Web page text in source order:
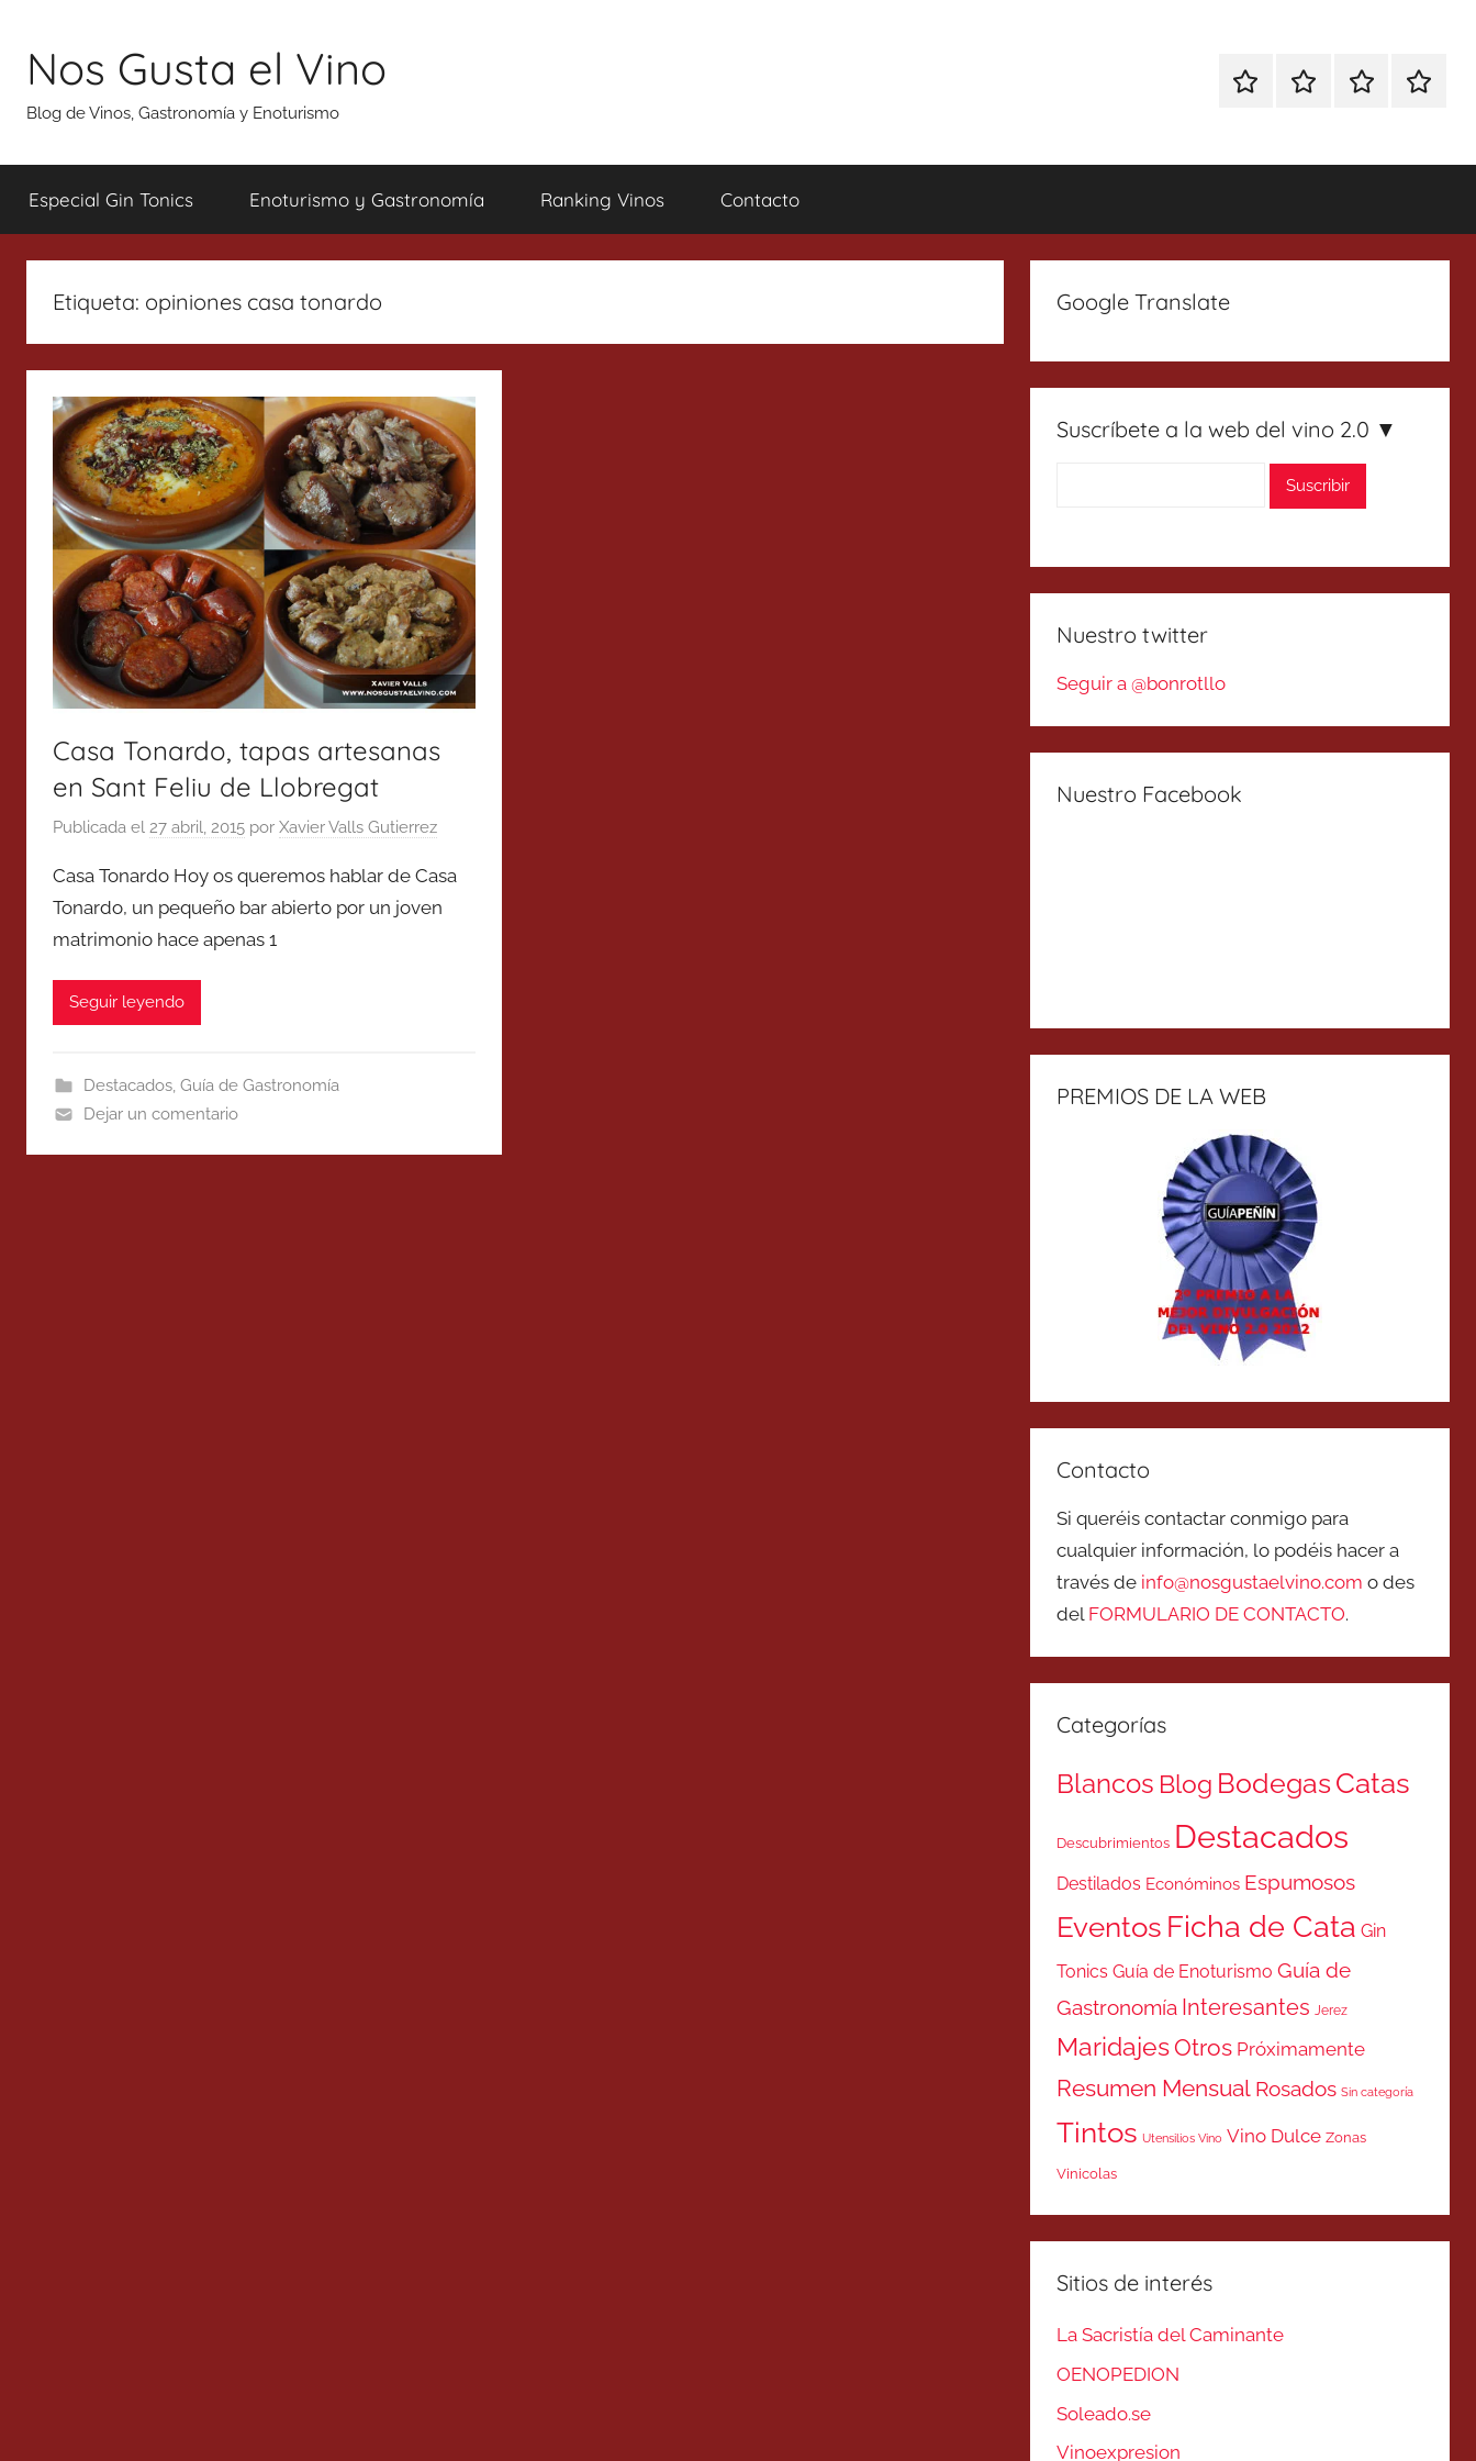
contenido
Nos Gusta el Vino
Blog de Vinos, Gastronomía y Enoturismo
EspecialEnoturismoRanking
Especial Gin Tonics Enoturismo y Gastronomía Ranking Vinos Contacto
Etiqueta: opiniones casa tonardo
Casa Tonardo, tapas artesanas
en Sant Feliu de Llobregat
Publicada el 27 abril, 2015 por Xavier Valls Gutierrez
Casa Tonardo Hoy os queremos hablar de Casa
Tonardo, un pequeño bar abierto por un joven
matrimonio hace apenas 1
Seguir leyendo
Destacados, Guía de Gastronomía
Dejar un comentario
Google Translate
Suscríbete a la web del vino 2.0 ▼
Nuestro twitter
Seguir a @bonrotllo
Nuestro Facebook
PREMIOS DE LA WEB
Contacto
Si queréis contactar conmigo para
cualquier información, lo podéis hacer a
través de info@nosgustaelvino.com o des
del FORMULARIO DE CONTACTO.
Categorías
Blancos Blog BodegasCatas
Descubrimientos Destacados
Destilados Económinos Espumosos
Eventos Ficha de Cata Gin
Tonics Guía de Enoturismo Guía de
Gastronomía Interesantes Jerez
MaridajesOtros Próximamente
Resumen Mensual Rosados Sin categoría
Tintos Utensilios Vino Vino Dulce Zonas
Vinicolas
Sitios de interés
La Sacristía del Caminante
OENOPEDION
Soleado.se
Vinoexpresion